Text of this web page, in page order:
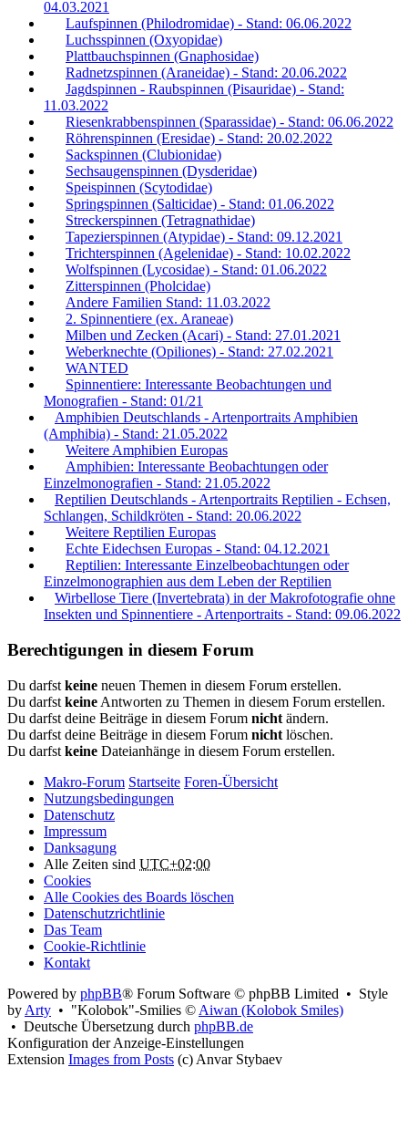
04.03.2021
Laufspinnen (Philodromidae) - Stand: 06.06.2022
Luchsspinnen (Oxyopidae)
Plattbauchspinnen (Gnaphosidae)
Radnetzspinnen (Araneidae) - Stand: 20.06.2022
Jagdspinnen - Raubspinnen (Pisauridae) - Stand:
11.03.2022
Riesenkrabbenspinnen (Sparassidae) - Stand: 06.06.2022
Röhrenspinnen (Eresidae) - Stand: 20.02.2022
Sackspinnen (Clubionidae)
Sechsaugenspinnen (Dysderidae)
Speispinnen (Scytodidae)
Springspinnen (Salticidae) - Stand: 01.06.2022
Streckerspinnen (Tetragnathidae)
Tapezierspinnen (Atypidae) - Stand: 09.12.2021
Trichterspinnen (Agelenidae) - Stand: 10.02.2022
Wolfspinnen (Lycosidae) - Stand: 01.06.2022
Zitterspinnen (Pholcidae)
Andere Familien Stand: 11.03.2022
2. Spinnentiere (ex. Araneae)
Milben und Zecken (Acari) - Stand: 27.01.2021
Weberknechte (Opiliones) - Stand: 27.02.2021
WANTED
Spinnentiere: Interessante Beobachtungen und
Monografien - Stand: 01/21
Amphibien Deutschlands - Artenportraits Amphibien
(Amphibia) - Stand: 21.05.2022
Weitere Amphibien Europas
Amphibien: Interessante Beobachtungen oder
Einzelmonografien - Stand: 21.05.2022
Reptilien Deutschlands - Artenportraits Reptilien - Echsen,
Schlangen, Schildkröten - Stand: 20.06.2022
Weitere Reptilien Europas
Echte Eidechsen Europas - Stand: 04.12.2021
Reptilien: Interessante Einzelbeobachtungen oder
Einzelmonographien aus dem Leben der Reptilien
Wirbellose Tiere (Invertebrata) in der Makrofotografie ohne
Insekten und Spinnentiere - Artenportraits - Stand: 09.06.2022
Berechtigungen in diesem Forum
Du darfst keine neuen Themen in diesem Forum erstellen.
Du darfst keine Antworten zu Themen in diesem Forum erstellen.
Du darfst deine Beiträge in diesem Forum nicht ändern.
Du darfst deine Beiträge in diesem Forum nicht löschen.
Du darfst keine Dateianhänge in diesem Forum erstellen.
Makro-Forum Startseite Foren-Übersicht
Nutzungsbedingungen
Datenschutz
Impressum
Danksagung
Alle Zeiten sind UTC+02:00
Cookies
Alle Cookies des Boards löschen
Datenschutzrichtlinie
Das Team
Cookie-Richtlinie
Kontakt
Powered by phpBB® Forum Software © phpBB Limited • Style
by Arty • "Kolobok"-Smilies © Aiwan (Kolobok Smiles)
• Deutsche Übersetzung durch phpBB.de
Konfiguration der Anzeige-Einstellungen
Extension Images from Posts (c) Anvar Stybaev